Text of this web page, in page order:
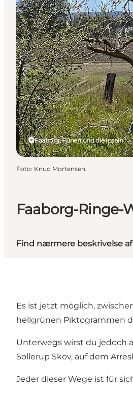
Faaborg-Ringe-
Find nærmere beskrivelse
Faaborg, Fünen und die Inseln
Foto: Knud Mortensen
Es ist jetzt möglich,
hellgrünen Piktogrammen
Unterwegs wirst du jedoch
Sollerup Skov, auf dem
Jeder dieser Wege ist für